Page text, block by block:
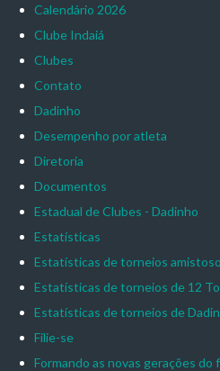
Calendário 2026
Clube Indaiá
Clubes
Contato
Dadinho
Desempenho por atleta
Diretoria
Documentos
Estadual de Clubes - Dadinho
Estatísticas
Estatísticas de torneios
Estatísticas de torneios de 12
Estatísticas de torneios de
Filie-se
Formando as novas gerações do